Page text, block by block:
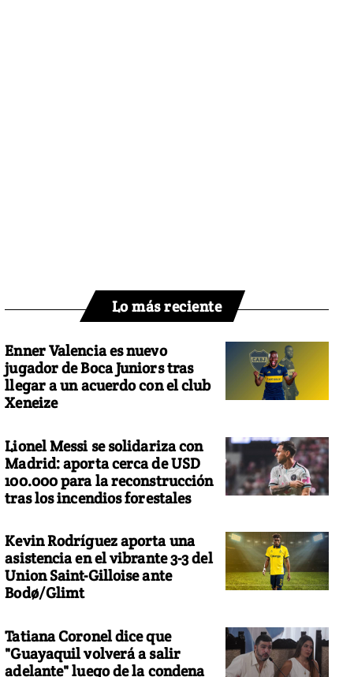
Lo más reciente
Enner Valencia es nuevo
jugador de Boca Juniors tras
llegar a un acuerdo con el club
Xeneize
Lionel Messi se solidariza con
Madrid: aporta cerca de USD
100.000 para la reconstrucción
tras los incendios forestales
Kevin Rodríguez aporta una
asistencia en el vibrante 3-3 del
Union Saint-Gilloise ante
Bodø/Glimt
Tatiana Coronel dice que
"Guayaquil volverá a salir
adelante" luego de la condena